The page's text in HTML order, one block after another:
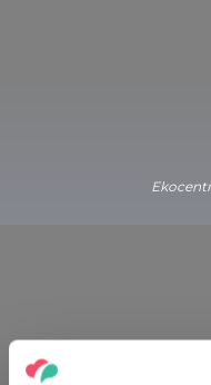
5. Nerušený